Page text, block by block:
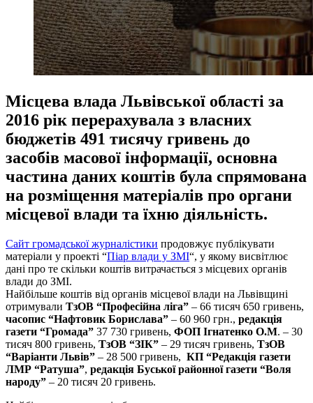
Місцева влада Львівської області за
2016 рік перерахувала з власних
бюджетів 491 тисячу гривень до
засобів масової інформації, основна
частина даних коштів була спрямована
на розміщення матеріалів про органи
місцевої влади та їхню діяльність.
Сайт громадської журналістики продовжує публікувати
матеріали у проекті “Піар влади у ЗМІ“, у якому висвітлює
дані про те скільки коштів витрачається з місцевих органів
влади до ЗМІ.
Найбільше коштів від органів місцевої влади на Львівщині
отримували ТзОВ “Професійна ліга” – 66 тисяч 650 гривень,
часопис “Нафтовик Борислава” – 60 960 грн., редакція
газети “Громада” 37 730 гривень, ФОП Ігнатенко О.М. – 30
тисяч 800 гривень, ТзОВ “ЗІК” – 29 тисяч гривень, ТзОВ
“Варіанти Львів” – 28 500 гривень, КП “Редакція газети
ЛМР “Ратуша”, редакція Буської районної газети “Воля
народу” – 20 тисяч 20 гривень.